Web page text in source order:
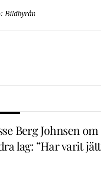
Bildbyrån
Berg Johnsen
lag: ”Har varit